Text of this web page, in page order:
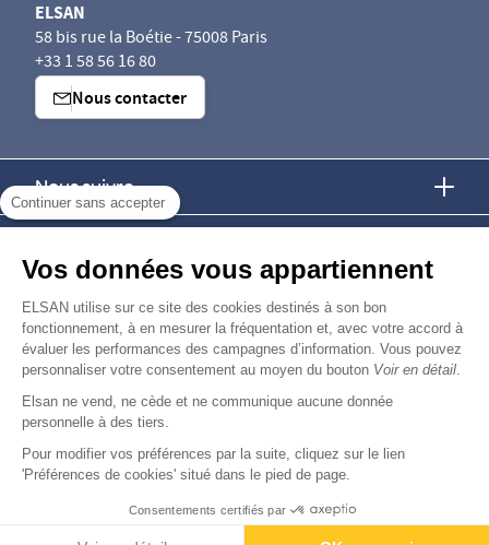
Continuer sans accepter
Vos données vous appartiennent
ELSAN utilise sur ce site des cookies destinés à son bon
fonctionnement, à en mesurer la fréquentation et, avec votre accord à
évaluer les performances des campagnes d’information. Vous pouvez
personnaliser votre consentement au moyen du bouton Voir en détail
Elsan ne vend, ne cède et ne communique aucune donnée
personnelle à des tiers.
Pour modifier vos préférences par la suite, cliquez sur le lien
'Préférences de cookies' situé dans le pied de page.
Consentements certifiés par
ELSAN
58 bis rue la Boétie - 75008 Paris
+33 1 58 56 16 80
Nous contacter
Nous suivre
Nous rejoindre
Devenir fournisseur
© Copyright 2026 Elsan
Mentions Légales-Données personnelles
Agence digitale : VOID